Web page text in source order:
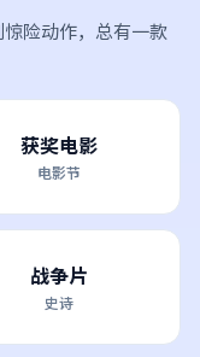
险动作，总有一款
获奖电影
电影节
战争片
史诗